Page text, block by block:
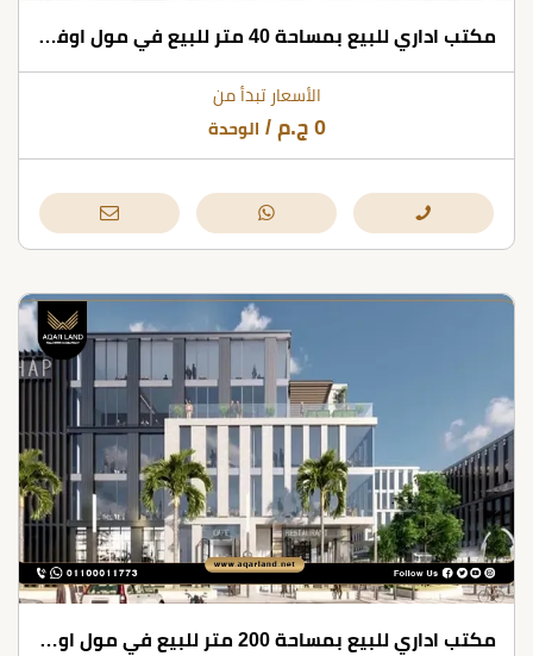
مكتب اداري للبيع بمساحة 40 متر للبيع في مول اوفيس بارك
الأسعار تبدأ من
0 ج.م / الوحدة
مكتب اداري للبيع بمساحة 200 متر للبيع في مول اوفيس بارك التجمع الخامس